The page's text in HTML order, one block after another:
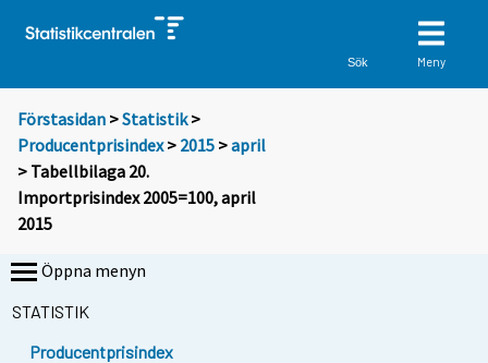
Sök Meny
Förstasidan >Statistik >
Producentprisindex> 2015 >april
> Tabellbilaga 20.
Importprisindex 2005=100, april
2015
Öppna menyn
STATISTIK
Producentprisindex